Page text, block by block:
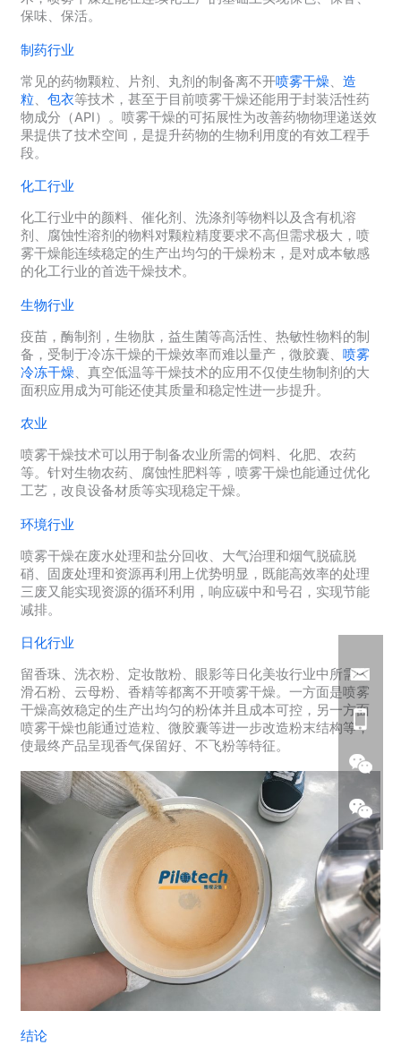
保味、保活。
制药行业
常见的药物颗粒、片剂、丸剂的制备离不开喷雾干燥、 造
粒、 包衣等技术，甚至于目前喷雾干燥还能用于封装活性药
物成分（API）。喷雾干燥的可拓展性为改善药物物理递送效
果提供了技术空间，是提升药物的生物利用度的有效工程手
段。
化工行业
化工行业中的颜料、催化剂、洗涤剂等物料以及含有机溶
剂、腐蚀性溶剂的物料对颗粒精度要求不高但需求极大，喷
雾干燥能连续稳定的生产出均匀的干燥粉末，是对成本敏感
的化工行业的首选干燥技术。
生物行业
疫苗，酶制剂，生物肽，益生菌等高活性、热敏性物料的制
备，受制于冷冻干燥的干燥效率而难以量产，微胶囊、 喷雾
冷冻干燥、真空低温等干燥技术的应用不仅使生物制剂的大
面积应用成为可能还使其质量和稳定性进一步提升。
农业
喷雾干燥技术可以用于制备农业所需的饲料、化肥、农药
等。针对生物农药、腐蚀性肥料等，喷雾干燥也能通过优化
工艺，改良设备材质等实现稳定干燥。
环境行业
喷雾干燥在废水处理和盐分回收、大气治理和烟气脱硫脱
硝、固废处理和资源再利用上优势明显，既能高效率的处理
三废又能实现资源的循环利用，响应碳中和号召，实现节能
减排。
日化行业
留香珠、洗衣粉、定妆散粉、眼影等日化美妆行业中所需的
滑石粉、云母粉、香精等都离不开喷雾干燥。一方面是喷雾
干燥高效稳定的生产出均匀的粉体并且成本可控，另一方面
喷雾干燥也能通过造粒、微胶囊等进一步改造粉末结构等，
使最终产品呈现香气保留好、不飞粉等特征。
结论